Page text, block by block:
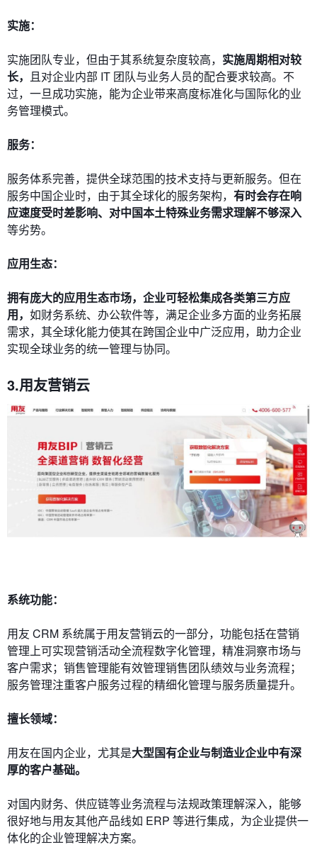
实施：
实施团队专业，但由于其系统复杂度较高， 实施周期相对较
长， 且对企业内部 IT 团队与业务人员的配合要求较高。不
过，一旦成功实施，能为企业带来高度标准化与国际化的业
务管理模式。
服务：
服务体系完善，提供全球范围的技术支持与更新服务。但在
服务中国企业时，由于其全球化的服务架构， 有时会存在响
应速度受时差影响、对中国本土特殊业务需求理解不够深入
等劣势。
应用生态：
拥有庞大的应用生态市场，企业可轻松集成各类第三方应
用， 如财务系统、办公软件等，满足企业多方面的业务拓展
需求，其全球化能力使其在跨国企业中广泛应用，助力企业
实现全球业务的统一管理与协同。
3.用友营销云
系统功能：
用友 CRM 系统属于用友营销云的一部分，功能包括在营销
管理上可实现营销活动全流程数字化管理，精准洞察市场与
客户需求；销售管理能有效管理销售团队绩效与业务流程；
服务管理注重客户服务过程的精细化管理与服务质量提升。
擅长领域：
用友在国内企业，尤其是大型国有企业与制造业企业中有深
厚的客户基础。
对国内财务、供应链等业务流程与法规政策理解深入，能够
很好地与用友其他产品线如 ERP 等进行集成，为企业提供一
体化的企业管理解决方案。